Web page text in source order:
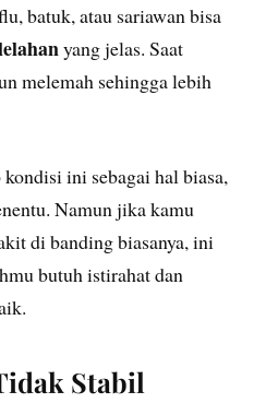
batuk, atau sariawan bisa
yang jelas. Saat
melemah sehingga lebih
ini sebagai hal biasa,
Namun jika kamu
di banding biasanya, ini
butuh istirahat dan
Stabil